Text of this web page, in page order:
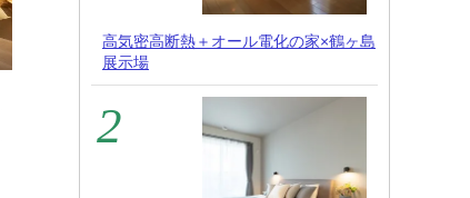
高気密高断熱＋オール電化の家×鶴ヶ島
展示場